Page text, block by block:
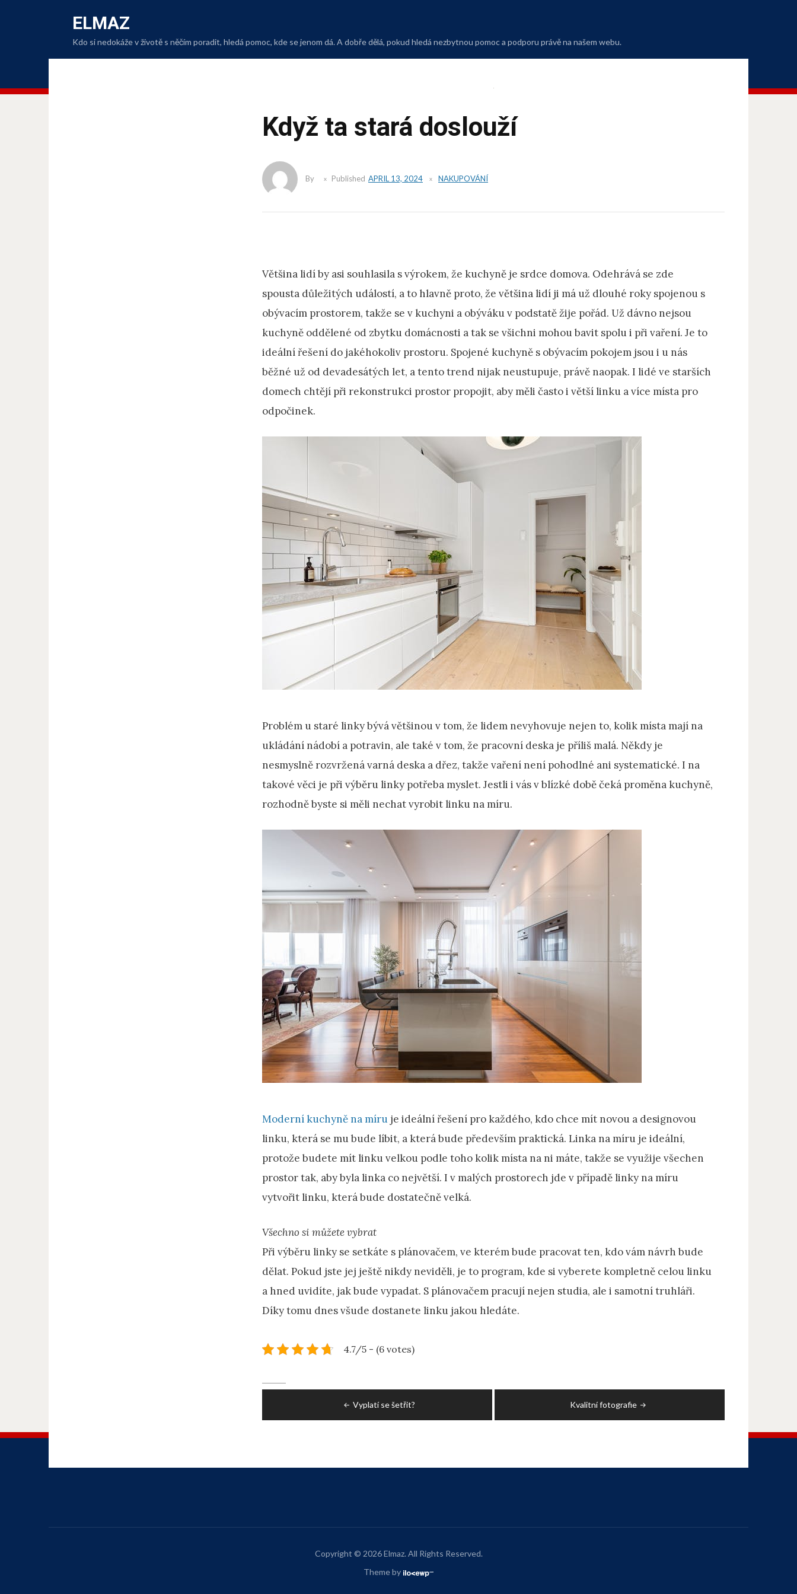
ELMAZ
Kdo si nedokáže v životě s něčím poradit, hledá pomoc, kde se jenom dá. A dobře dělá, pokud hledá nezbytnou pomoc a podporu právě na našem webu.
Když ta stará doslouží
By Published APRIL 13, 2024 NAKUPOVÁNÍ
Většina lidí by asi souhlasila s výrokem, že kuchyně je srdce domova. Odehrává se zde
spousta důležitých událostí, a to hlavně proto, že většina lidí ji má už dlouhé roky spojenou s
obývacím prostorem, takže se v kuchyni a obýváku v podstatě žije pořád. Už dávno nejsou
kuchyně oddělené od zbytku domácnosti a tak se všichni mohou bavit spolu i při vaření. Je to
ideální řešení do jakéhokoliv prostoru. Spojené kuchyně s obývacím pokojem jsou i u nás
běžné už od devadesátých let, a tento trend nijak neustupuje, právě naopak. I lidé ve starších
domech chtějí při rekonstrukci prostor propojit, aby měli často i větší linku a více místa pro
odpočinek.
Problém u staré linky bývá většinou v tom, že lidem nevyhovuje nejen to, kolik místa mají na
ukládání nádobí a potravin, ale také v tom, že pracovní deska je příliš malá. Někdy je
nesmyslně rozvržená varná deska a dřez, takže vaření není pohodlné ani systematické. I na
takové věci je při výběru linky potřeba myslet. Jestli i vás v blízké době čeká proměna kuchyně,
rozhodně byste si měli nechat vyrobit linku na míru.
Moderní kuchyně na míru je ideální řešení pro každého, kdo chce mít novou a designovou
linku, která se mu bude líbit, a která bude především praktická. Linka na míru je ideální,
protože budete mít linku velkou podle toho kolik místa na ni máte, takže se využije všechen
prostor tak, aby byla linka co největší. I v malých prostorech jde v případě linky na míru
vytvořit linku, která bude dostatečně velká.
Všechno si můžete vybrat
Při výběru linky se setkáte s plánovačem, ve kterém bude pracovat ten, kdo vám návrh bude
dělat. Pokud jste jej ještě nikdy neviděli, je to program, kde si vyberete kompletně celou linku
a hned uvidíte, jak bude vypadat. S plánovačem pracují nejen studia, ale i samotní truhláři.
Díky tomu dnes všude dostanete linku jakou hledáte.
4.7/5 - (6 votes)
Vyplatí se šetřit? Kvalitní fotografie
Copyright © 2026 Elmaz. All Rights Reserved.
Theme by